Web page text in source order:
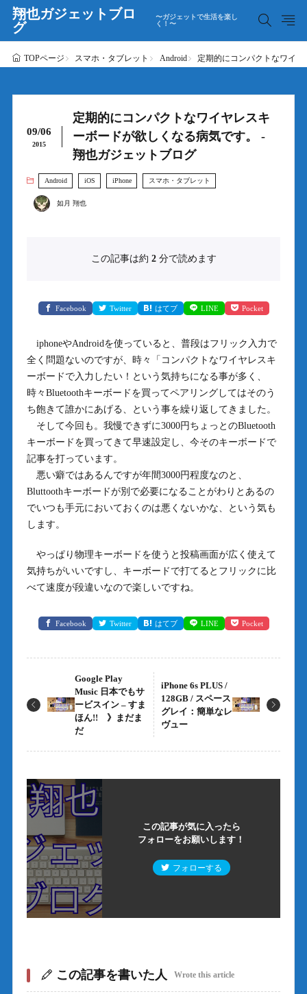
翔也ガジェットブロ
グ
〜ガジェットで生活を楽し
く！〜
TOPページ スマホ・タブレット Android 定期的にコンパクトなワイ
09/06
2015
定期的にコンパクトなワイヤレスキ
ーボードが欲しくなる病気です。 -
翔也ガジェットブログ
Android iOS iPhone スマホ・タブレット
如月 翔也
この記事は約 2分で読めます
Facebook Twitter はてブ LINE Pocket
iphoneやAndroidを使っていると、普段はフリック入力で
全く問題ないのですが、時々「コンパクトなワイヤレスキ
ーボードで入力したい！という気持ちになる事が多く、
時々Bluetoothキーボードを買ってペアリングしてはそのう
ち飽きて誰かにあげる、という事を繰り返してきました。
そして今回も。我慢できずに3000円ちょっとのBluetooth
キーボードを買ってきて早速設定し、今そのキーボードで
記事を打っています。
悪い癖ではあるんですが年間3000円程度なのと、
Bluttoothキーボードが別で必要になることがわりとあるの
でいつも手元においておくのは悪くないかな、という気も
します。
やっぱり物理キーボードを使うと投稿画面が広く使えて
気持ちがいいですし、キーボードで打てるとフリックに比
べて速度が段違いなので楽しいですね。
Facebook Twitter はてブ LINE Pocket
Google Play
Music 日本でもサ
ービスイン – すま
ほん!! 》まだま
だ
iPhone 6s PLUS /
128GB / スペース
グレイ：簡単なレ
ヴュー
この記事が気に入ったら
フォローをお願いします！
フォローする
この記事を書いた人 Wrote this article